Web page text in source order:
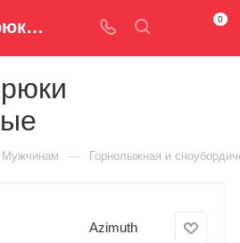
Azimuth / Брюки горнолыжные AZ_A2309 — купить за 4 990 руб. ₽ в Spm-Shop.ru | Хумтто.РФ - Спорт+Мода 0
Мужчинам — Горнолыжная и
Azimuth